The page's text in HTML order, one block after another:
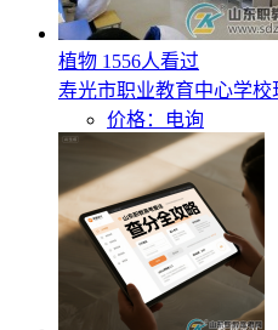
植物 1556人看过
寿光市职业教育中心学校
价格：电询